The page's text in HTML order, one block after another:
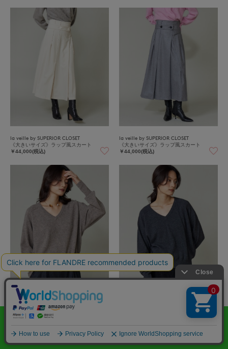
la veille by SUPERIOR CLOSET
《大きいサイズ》ラップ風スカート
￥44,000(税込)
la veille by SUPERIOR CLOSET
《大きいサイズ》ラップ風スカート
￥44,000(税込)
la veille by SUPERIOR CLOSET
《大きいサイズ》Vネックプルオーバー
￥41,800(税込)
《大きいサイズ》Vネックプルオーバー
OFF